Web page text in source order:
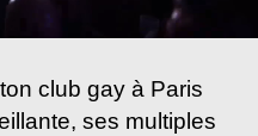
club gay à Paris
ses multiples